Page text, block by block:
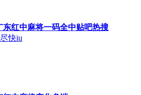
东红中麻将一码全中贴吧热搜
快iu